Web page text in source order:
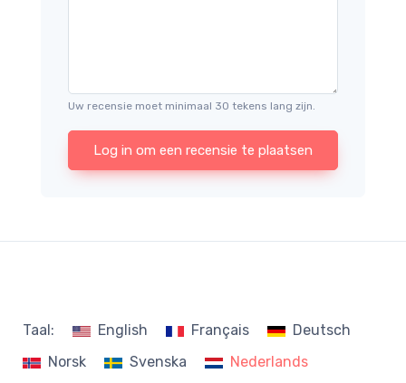
Uw recensie moet minimaal 30 tekens lang zijn.
Log in om een recensie te plaatsen
Taal: English Français
Deutsch
Norsk
Svenska
Nederlands